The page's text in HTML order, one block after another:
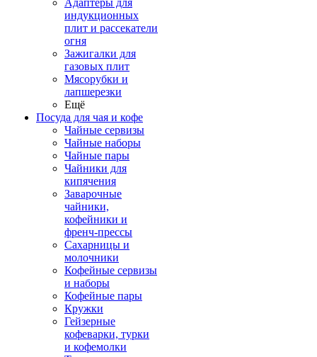
Адаптеры для
индукционных
плит и рассекатели
огня
Зажигалки для
газовых плит
Мясорубки и
лапшерезки
Ещё
Посуда для чая и кофе
Чайные сервизы
Чайные наборы
Чайные пары
Чайники для
кипячения
Заварочные
чайники,
кофейники и
френч-прессы
Сахарницы и
молочники
Кофейные сервизы
и наборы
Кофейные пары
Кружки
Гейзерные
кофеварки, турки
и кофемолки